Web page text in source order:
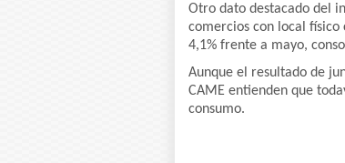
Otro dato destacado del
comercios con local físico
4,1% frente a mayo,
Aunque el resultado de
CAME entienden que
consumo.